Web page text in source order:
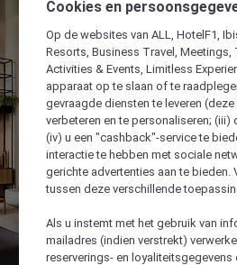
Cookies en
Op de websites van ALL, HotelF1,
Resorts, Business Travel,
Activities & Events, Limitless
apparaat op te slaan of te
gevraagde diensten te leveren
verbeteren en te personaliseren;
(iv) u een "cashback"-service te
interactie te hebben met sociale
gerichte advertenties aan te
tussen deze verschillende
Als u instemt met het gebruik van
mailadres (indien verstrekt)
reserverings- en